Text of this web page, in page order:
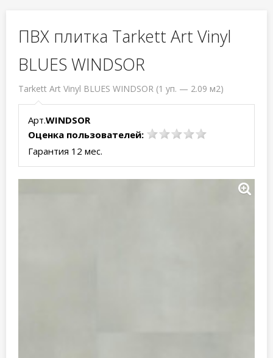
ПВХ плитка Tarkett Art Vinyl
BLUES WINDSOR
Tarkett Art Vinyl BLUES WINDSOR (1 уп. — 2.09 м2)
Арт.WINDSOR
Оценка пользователей:
Гарантия 12 мес.